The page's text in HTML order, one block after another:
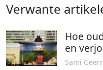
Verwante
Hoe
en
Sami